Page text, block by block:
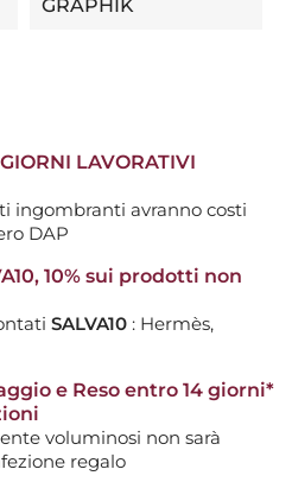
GRAPHIK
LAVORATIVI
ingombranti avranno costi
DAP
10% sui prodotti non
SALVA10 : Hermès,
e Reso entro 14 giorni*
voluminosi non sarà
regalo